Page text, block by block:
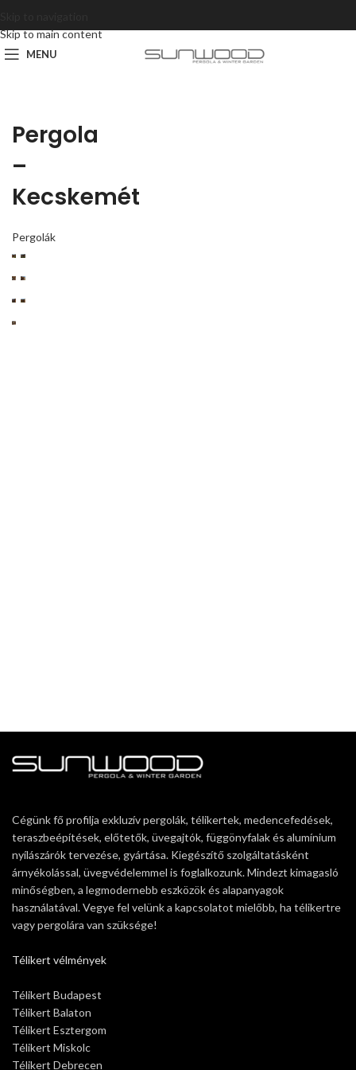
Skip to main content
MENU
Pergola
–
Kecskemét
Pergolák
Cégünk fő profilja exkluzív pergolák, télikertek, medencefedések,
teraszbeépítések, előtetők, üvegajtók, függönyfalak és alumínium
nyílászárók tervezése, gyártása. Kiegészítő szolgáltatásként
árnyékolással, üvegvédelemmel is foglalkozunk. Mindezt kimagasló
minőségben, a legmodernebb eszközök és alapanyagok
használatával. Vegye fel velünk a kapcsolatot mielőbb, ha télikertre
vagy pergolára van szüksége!
Télikert vélmények
Télikert Budapest
Télikert Balaton
Télikert Esztergom
Télikert Miskolc
Télikert Debrecen